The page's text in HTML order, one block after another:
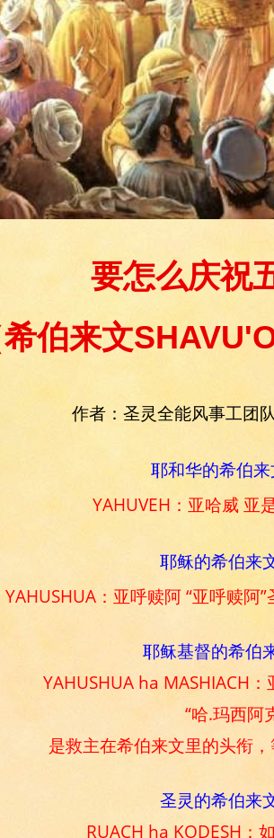
要怎么庆祝
希伯来文
作者：圣灵全能风事工团
耶和华的希伯来
YAHUVEH：亚哈威 亚
耶稣的希伯来
YAHUSHUA：亚呼赎阿 “亚呼赎阿
耶稣基督的希伯
YAHUSHUA ha MASHIACH
“哈.玛西阿
是救主在希伯来文里的头衔
圣灵的希伯来
RUACH ha KODESH：